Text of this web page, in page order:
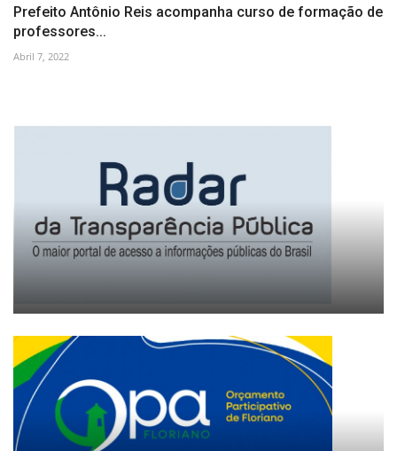
Prefeito Antônio Reis acompanha curso de formação de
professores...
Abril 7, 2022